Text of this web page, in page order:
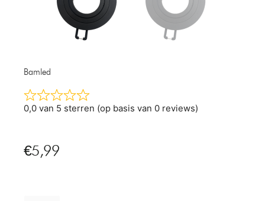
Bamled
0,0 van 5 sterren (op basis van 0 reviews)
€5,99